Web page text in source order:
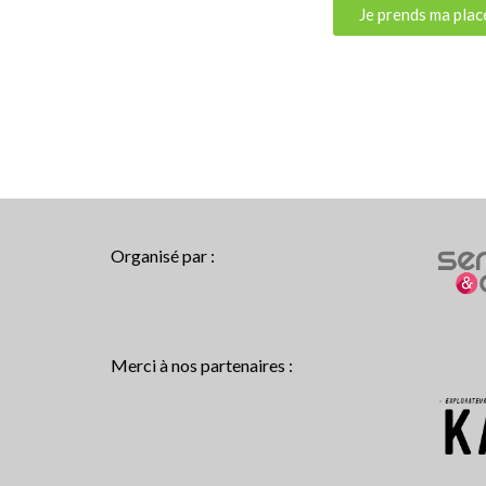
Je prends ma
Organisé par :
Merci à nos partenaires :